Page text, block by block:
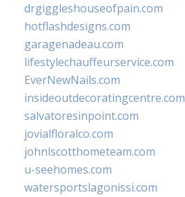
drgiggleshouseofpain.com
hotflashdesigns.com
garagenadeau.com
lifestylechauffeurservice.com
EverNewNails.com
insideoutdecoratingcentre.com
salvatoresinpoint.com
jovialfloralco.com
johnlscotthometeam.com
u-seehomes.com
watersportslagonissi.com